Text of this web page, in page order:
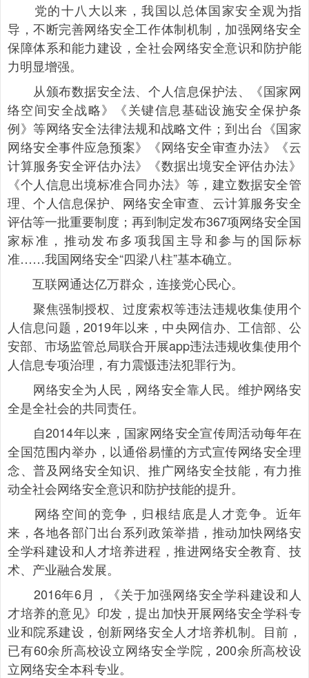
党的十八大以来，我国以总体国家安全观为指
导，不断完善网络安全工作体制机制，加强网络安全
保障体系和能力建设，全社会网络安全意识和防护能
力明显增强。
从颁布数据安全法、个人信息保护法、《国家网
络空间安全战略》《关键信息基础设施安全保护条
例》等网络安全法律法规和战略文件；到出台《国家
网络安全事件应急预案》《网络安全审查办法》《云
计算服务安全评估办法》《数据出境安全评估办法》
《个人信息出境标准合同办法》等，建立数据安全管
理、个人信息保护、网络安全审查、云计算服务安全
评估等一批重要制度；再到制定发布367项网络安全国
家标准，推动发布多项我国主导和参与的国际标
准……我国网络安全“四梁八柱”基本确立。
互联网通达亿万群众，连接党心民心。
聚焦强制授权、过度索权等违法违规收集使用个
人信息问题，2019年以来，中央网信办、工信部、公
安部、市场监管总局联合开展app违法违规收集使用个
人信息专项治理，有力震慑违法犯罪行为。
网络安全为人民，网络安全靠人民。维护网络安
全是全社会的共同责任。
自2014年以来，国家网络安全宣传周活动每年在
全国范围内举办，以通俗易懂的方式宣传网络安全理
念、普及网络安全知识、推广网络安全技能，有力推
动全社会网络安全意识和防护技能的提升。
网络空间的竞争，归根结底是人才竞争。近年
来，各地各部门出台系列政策举措，推动加快网络安
全学科建设和人才培养进程，推进网络安全教育、技
术、产业融合发展。
2016年6月，《关于加强网络安全学科建设和人
才培养的意见》印发，提出加快开展网络安全学科专
业和院系建设，创新网络安全人才培养机制。目前，
已有60余所高校设立网络安全学院，200余所高校设
立网络安全本科专业。